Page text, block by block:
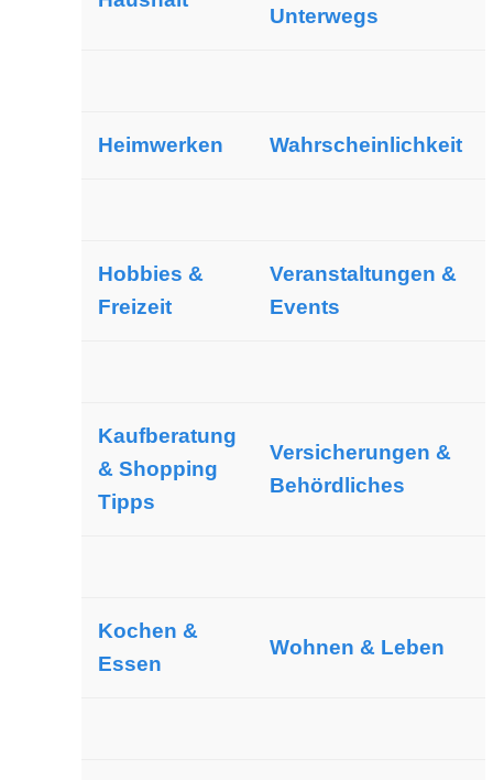
Unterwegs
Heimwerken Wahrscheinlichkeit
Hobbies &
Freizeit
Veranstaltungen &
Events
Kaufberatung
& Shopping
Tipps
Versicherungen &
Behördliches
Kochen &
Essen
Wohnen & Leben